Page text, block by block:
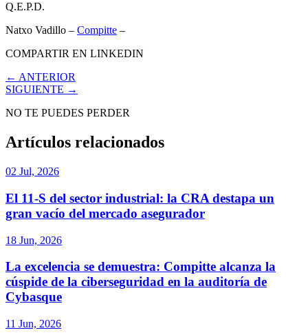
Q.E.P.D.
Natxo Vadillo – Compitte –
COMPARTIR EN LINKEDIN
← ANTERIOR
SIGUIENTE →
NO TE PUEDES PERDER
Artículos relacionados
02 Jul, 2026
El 11-S del sector industrial: la CRA destapa un
gran vacío del mercado asegurador
18 Jun, 2026
La excelencia se demuestra: Compitte alcanza la
cúspide de la ciberseguridad en la auditoría de
Cybasque
11 Jun, 2026